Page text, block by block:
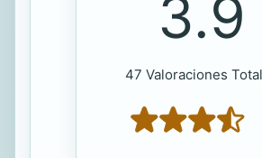
3.9
47 Valoraciones